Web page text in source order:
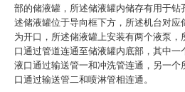
部的储液罐，所述储液罐内储存有用于钻
述储液罐位于导向框下方，所述机台对应
为开口，所述储液罐上安装有两个液泵，
口通过管道连通至储液罐内底部，其中一
液口通过输送管一和冲洗管连通，另一个
口通过输送管二和喷淋管相连通。